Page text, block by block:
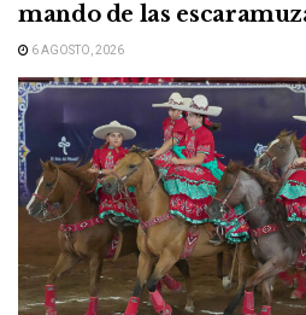
mando de las
6 AGOSTO, 2026